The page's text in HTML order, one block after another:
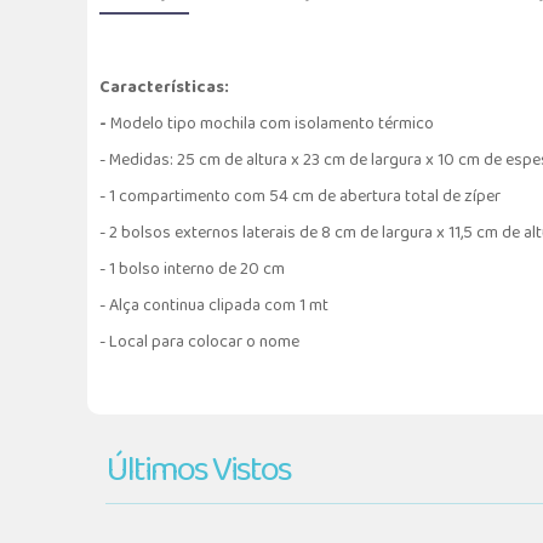
Características:
-Modelo tipo mochila com isolamento térmico
- Medidas: 25 cm de altura x 23 cm de largura x 10 cm de
- 1 compartimento com 54 cm de abertura total de zíper
- 2 bolsos externos laterais de 8 cm de largura x 11,5 cm de
- 1 bolso interno de 20 cm
- Alça continua clipada com 1 mt
- Local para colocar o nome
Últimos Vistos